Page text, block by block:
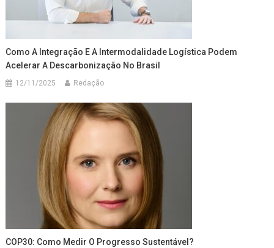
Como A Integração E A Intermodalidade Logística Podem
Acelerar A Descarbonização No Brasil
12/11/2025 Redação
COP30: Como Medir O Progresso Sustentável?